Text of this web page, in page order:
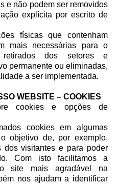
e não podem ser removidos
explícita por escrito de
físicas que contenham
mais necessárias para o
retirados dos setores e
permanente ou eliminadas,
a ser implementada.
WEBSITE – COOKIES
cookies e opções de
cookies em algumas
objetivo de, por exemplo,
dos visitantes e para poder
Com isto facilitamos a
site mais agradável na
nos ajudam a identificar